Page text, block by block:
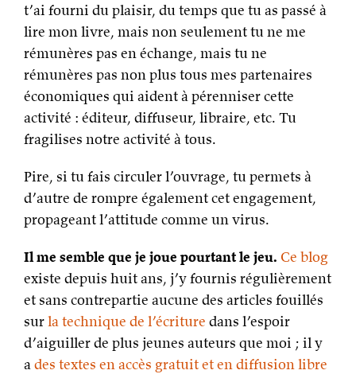
t’ai fourni du plaisir, du temps que tu as passé à
lire mon livre, mais non seulement tu ne me
rémunères pas en échange, mais tu ne
rémunères pas non plus tous mes partenaires
économiques qui aident à pérenniser cette
activité : éditeur, diffuseur, libraire, etc. Tu
fragilises notre activité à tous.
Pire, si tu fais circuler l’ouvrage, tu permets à
d’autre de rompre également cet engagement,
propageant l’attitude comme un virus.
Il me semble que je joue pourtant le jeu. Ce blog
existe depuis huit ans, j’y fournis régulièrement
et sans contrepartie aucune des articles fouillés
surla technique de l’écriture dans l’espoir
d’aiguiller de plus jeunes auteurs que moi ; il y
ades textes en accès gratuit et en diffusion libre